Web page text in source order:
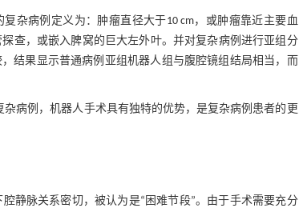
复杂病例定义为：肿瘤直径大于10 cm，或肿瘤靠近主要血
探查，或嵌入脾窝的巨大左外叶。并对复杂病例进行亚组分
结果显示普通病例亚组机器人组与腹腔镜组结局相当，而
病例，机器人手术具有独特的优势，是复杂病例患者的更
脉关系密切，被认为是“困难节段”。由于手术需要充分